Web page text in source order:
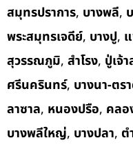
สมุทรปราการ, บางพลี,
พระสมุทรเจดีย์, บางปู,
สุวรรณภูมิ, สำโรง, ปู่เจ้
ศรีนครินทร์, บางนา-ตร
ลาซาล, หนองปรือ, คลอ
บางพลีใหญ่, บางปลา, ต